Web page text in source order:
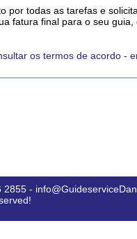
por todas as tarefas e
fatura final para o seu
os termos de acordo -
-